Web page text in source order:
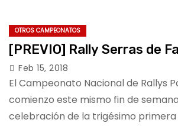
OTROS CAMPEONATOS
[PREVIO] Rally Serras de
Feb 15, 2018
El Campeonato Nacional de Rallys
comienzo este mismo fin de
celebración de la trigésimo primera